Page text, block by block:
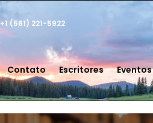
+1 (561) 221-5922
Contato Escritores Eventos